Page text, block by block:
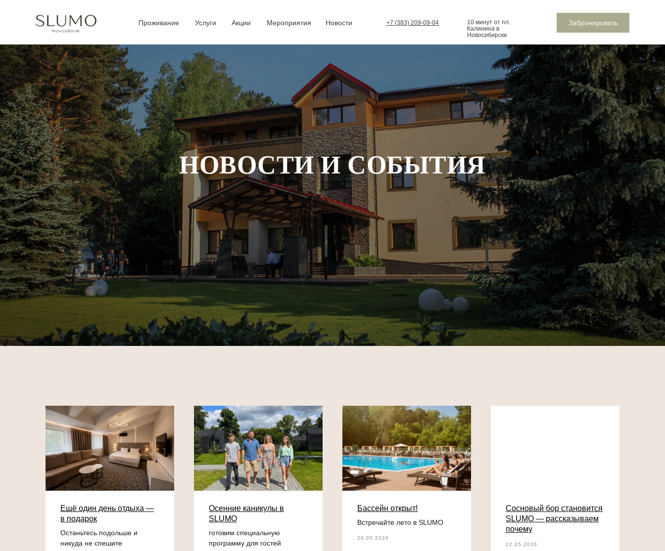
10 минут от пл.
Калинина в
Новосибирске
+7 (383) 209-09-04 Забронировать
Проживание Мероприятия Новости
Акции
Услуги
НОВОСТИ И СОБЫТИЯ
Ещё один день отдыха —
в подарок
Останьтесь подольше и
никуда не спешите
Осенние каникулы в
SLUMO
готовим специальную
программу для гостей
Бассейн открыт!
Встречайте лето в SLUMO
26.05.2026
Сосновый бор становится
SLUMO — рассказываем
почему
22.05.2026